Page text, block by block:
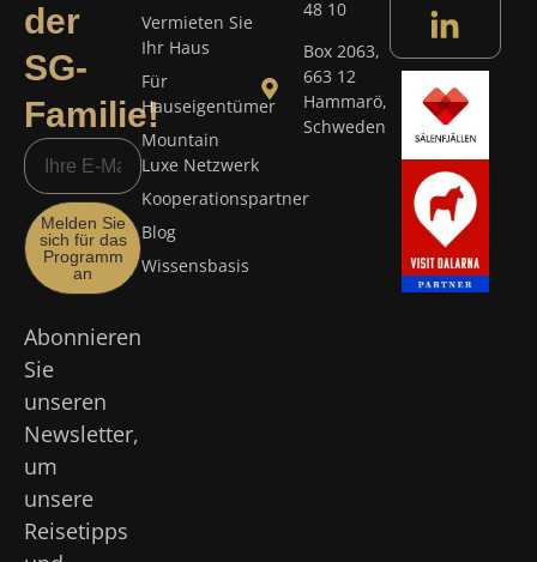
der
SG-
Familie!
Melden Sie
sich für das
Programm
an
Abonnieren
Sie
unseren
Newsletter,
um
unsere
Reisetipps
Vermieten Sie
Ihr Haus
Für
Hauseigentümer
Mountain
Luxe Netzwerk
Kooperationspartner
Blog
Wissensbasis
48 10
Box 2063,
663 12
Hammarö,
Schweden